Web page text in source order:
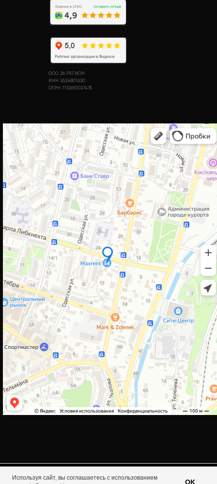
ООО 26 РЕГИОН
ИНН 2624801630
ОГРН 1132651027475
Используя сайт, вы соглашаетесь с использованием
OK
Made on Tilda